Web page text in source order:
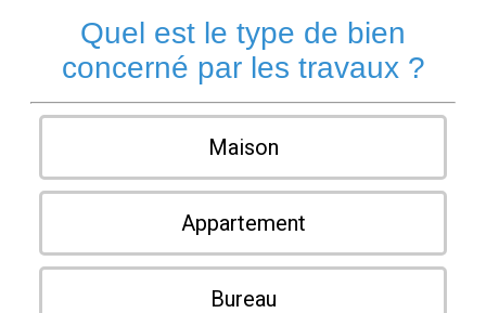
Quel est le type de bien
concerné par les travaux ?
Maison
Appartement
Bureau